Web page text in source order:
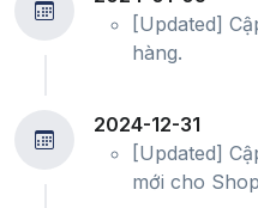
[Updated]
hàng.
2024-12-31
[Updated]
mới cho